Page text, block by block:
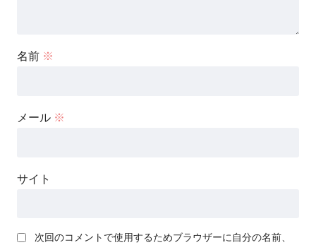
名前 ※
メール ※
サイト
次回のコメントで使用するためブラウザーに自分の名前、